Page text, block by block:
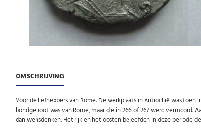
OMSCHRIJVING
Voor de liefhebbers van Rome. De werkplaats in Antiochië was
bondgenoot was van Rome, maar die in 266 of 267 werd vermoord.
dan wensdenken. Het rijk en het oosten beleefden in deze periode